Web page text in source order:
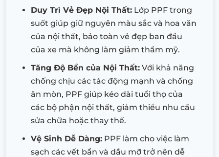
Duy Trì Vẻ Đẹp Nội Thất: Lớp PPF trong
suốt giúp giữ nguyên màu sắc và hoa văn
của nội thất, bảo toàn vẻ đẹp ban đầu
của xe mà không làm giảm thẩm mỹ.
Tăng Độ Bền của Nội Thất: Với khả năng
chống chịu các tác động mạnh và chống
ăn mòn, PPF giúp kéo dài tuổi thọ của
các bộ phận nội thất, giảm thiểu nhu cầu
sửa chữa hoặc thay thế.
Vệ Sinh Dễ Dàng: PPF làm cho việc làm
sạch các vết bẩn và dầu mỡ trở nên dễ